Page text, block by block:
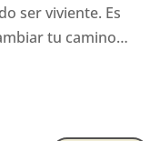
ser viviente. Es
tu camino…